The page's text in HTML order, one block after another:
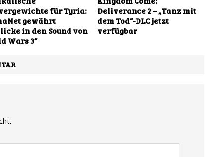
für Tyria:
gewährt
in den Sound von
Wars 3“
Deliverance 2 – „Tanz mit
dem Tod“-DLC jetzt
verfügbar